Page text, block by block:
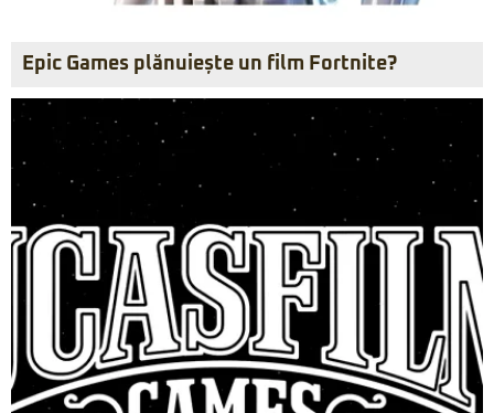
Epic Games plănuiește un film Fortnite?